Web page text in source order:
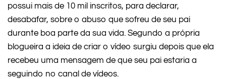
possui mais de 10 mil inscritos, para declarar,
desabafar, sobre o abuso que sofreu de seu pai
durante boa parte da sua vida. Segundo a própria
blogueira a ideia de criar o vídeo surgiu depois que ela
recebeu uma mensagem de que seu pai estaria a
seguindo no canal de vídeos.